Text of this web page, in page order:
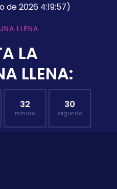
de 2026 4:19:57)
LLENA
LA
LLENA:
32
minuto
29
segundo